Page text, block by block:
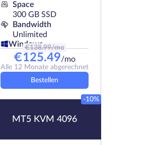
Space
300 GB SSD
Bandwidth
Unlimited
Windows
€138.99/mo
€125.49/mo
Alle 12 Monate abgerechnet
Bestellen
MT5 KVM 4096
-10%